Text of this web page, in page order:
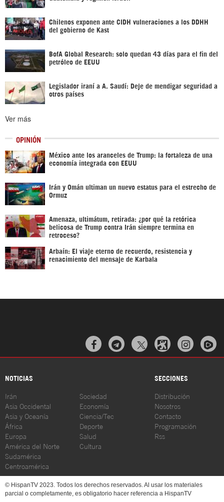
Chilenos exponen ante CIDH vulneraciones a los DDHH
del gobierno de Kast
BofA Global Research: solo quedan 43 días para el fin del
petróleo de EEUU
Legislador iraní a A. Saudí: Deje de mendigar seguridad a
otros países
Ver más
OPINIÓN
México ante los aranceles de Trump: la fortaleza de una
economía integrada con EEUU
Irán y Omán ultiman un nuevo estatus para el estrecho de
Ormuz
Amenaza, ultimátum, retirada: ¿por qué la retórica
belicosa de Trump contra Irán siempre termina en
retroceso?
Arbaín: El viaje eterno de recuerdo, resistencia y
renacimiento del mensaje de Karbala
  
NOTICIAS SECCIONES
Irán
Asia Occidental
Asia y Oceanía
África
Europa
América del Norte
Sudamérica
Centroamérica
Sociedad
Economía
Ciencia/Tec
Deporte
Salud
Cultura
Distribución
Nosotros
Contacto
Programación
Rss
© HispanTV 2023. Todos los derechos reservados. Al usar los materiales
parcial o completamente, es obligatorio hacer referencia a HispanTV